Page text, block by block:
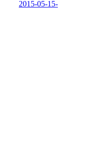
2015-05-15-